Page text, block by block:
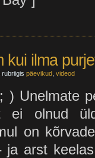
kui ilma
rubriigis päevikud videod
Unelmate
olnud
on
arst